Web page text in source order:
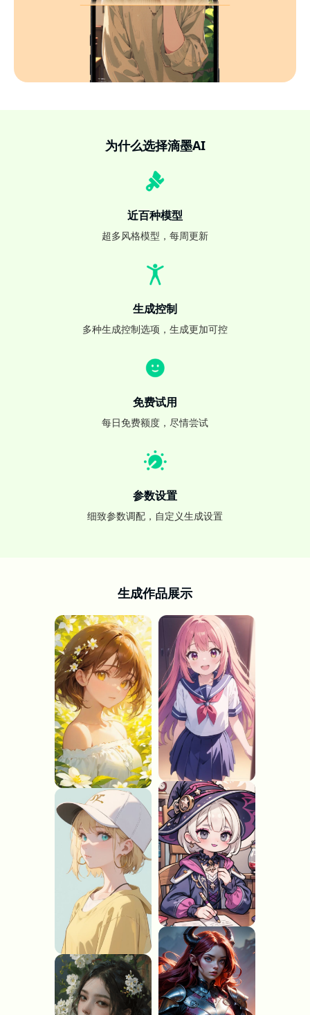
为什么选择滴墨AI
近百种模型
超多风格模型，每周更新
生成控制
多种生成控制选项，生成更加可控
免费试用
每日免费额度，尽情尝试
参数设置
细致参数调配，自定义生成设置
生成作品展示